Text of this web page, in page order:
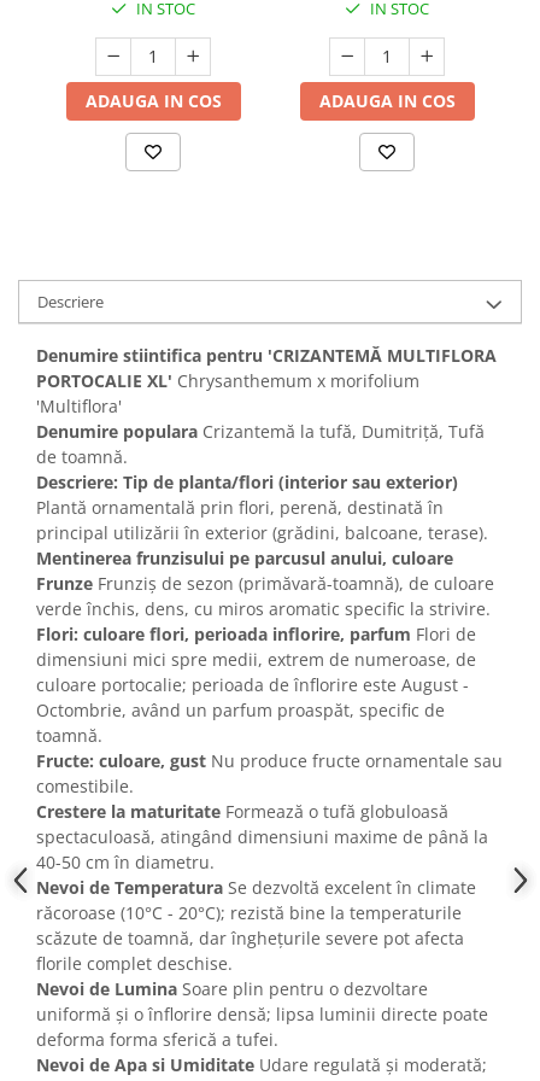
IN STOC
ADAUGA IN COS
IN STOC
ADAUGA IN COS
Descriere
Denumire stiintifica pentru 'CRIZANTEMĂ MULTIFLORA
PORTOCALIE XL' Chrysanthemum x morifolium
'Multiflora'
Denumire populara Crizantemă la tufă, Dumitriță, Tufă
de toamnă.
Descriere: Tip de planta/flori (interior sau exterior)
Plantă ornamentală prin flori, perenă, destinată în
principal utilizării în exterior (grădini, balcoane, terase).
Mentinerea frunzisului pe parcusul anului, culoare
Frunze Frunziș de sezon (primăvară-toamnă), de culoare
verde închis, dens, cu miros aromatic specific la strivire.
Flori: culoare flori, perioada inflorire, parfum Flori de
dimensiuni mici spre medii, extrem de numeroase, de
culoare portocalie; perioada de înflorire este August -
Octombrie, având un parfum proaspăt, specific de
toamnă.
Fructe: culoare, gust Nu produce fructe ornamentale sau
comestibile.
Crestere la maturitate Formează o tufă globuloasă
spectaculoasă, atingând dimensiuni maxime de până la
40-50 cm în diametru.
Nevoi de Temperatura Se dezvoltă excelent în climate
răcoroase (10°C - 20°C); rezistă bine la temperaturile
scăzute de toamnă, dar înghețurile severe pot afecta
florile complet deschise.
Nevoi de Lumina Soare plin pentru o dezvoltare
uniformă și o înflorire densă; lipsa luminii directe poate
deforma forma sferică a tufei.
Nevoi de Apa si Umiditate Udare regulată și moderată;